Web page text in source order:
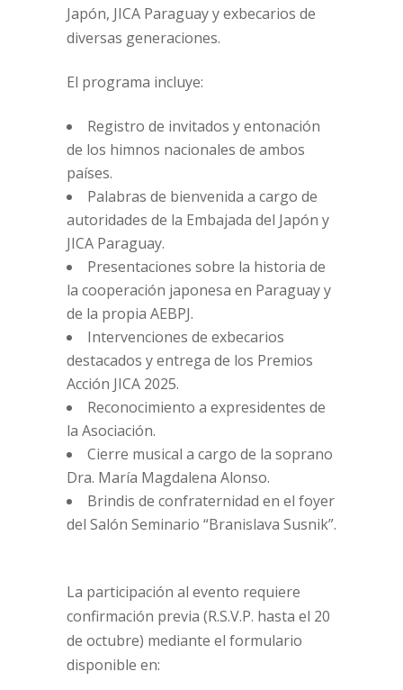
Japón, JICA Paraguay y exbecarios de
diversas generaciones.
El programa incluye:
Registro de invitados y entonación
de los himnos nacionales de ambos
países.
Palabras de bienvenida a cargo de
autoridades de la Embajada del Japón y
JICA Paraguay.
Presentaciones sobre la historia de
la cooperación japonesa en Paraguay y
de la propia AEBPJ.
Intervenciones de exbecarios
destacados y entrega de los Premios
Acción JICA 2025.
Reconocimiento a expresidentes de
la Asociación.
Cierre musical a cargo de la soprano
Dra. María Magdalena Alonso.
Brindis de confraternidad en el foyer
del Salón Seminario “Branislava Susnik”.
La participación al evento requiere
confirmación previa (R.S.V.P. hasta el 20
de octubre) mediante el formulario
disponible en: